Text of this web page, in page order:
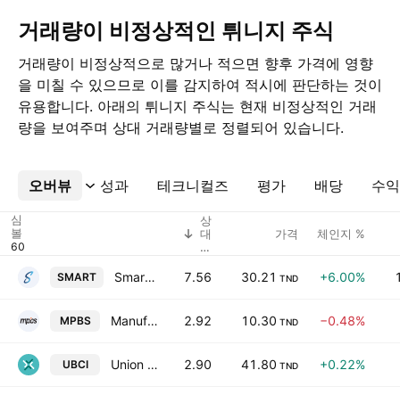
거래량이 비정상적인 튀니지 주식
거래량이 비정상적으로 많거나 적으면 향후 가격에 영향
을 미칠 수 있으므로 이를 감지하여 적시에 판단하는 것이
유용합니다. 아래의 튀니지 주식는 현재 비정상적인 거래
량을 보여주며 상대 거래량별로 정렬되어 있습니다.
오버뷰 성과 테크니컬즈 평가 배당 수
더보기
심
볼
상
대
볼
가격 체인지 %
SMART Smart Tunisie 7.56 30.21 TND +6.00%
MPBS Manufacture de Panneaux Bois du Sud SA 2.92 10.30 TND −0.48%
UBCI Union Bancaire pour le Commerce et l'Industrie SA 2.90 41.80 TND +0.22%